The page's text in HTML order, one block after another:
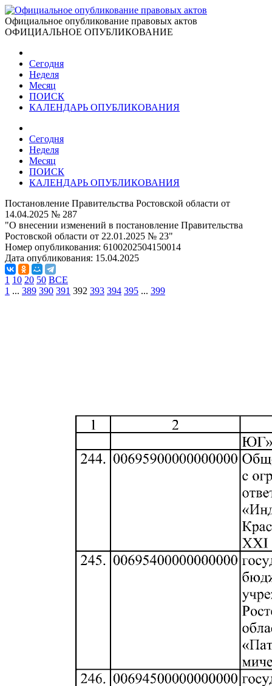
Официальное опубликование правовых актов
ОФИЦИАЛЬНОЕ ОПУБЛИКОВАНИЕ
Сегодня
Неделя
Месяц
ПОИСК
КАЛЕНДАРЬ ОПУБЛИКОВАНИЯ
Сегодня
Неделя
Месяц
ПОИСК
КАЛЕНДАРЬ ОПУБЛИКОВАНИЯ
Постановление Правительства Ростовской области от
14.04.2025 № 287
"О внесении изменений в постановление Правительства
Ростовской области от 22.01.2025 № 23"
Номер опубликования: 6100202504150014
Дата опубликования: 15.04.2025
1 10 20 50 ВСЕ
1 ... 389 390 391 392 393 394 395 ... 399